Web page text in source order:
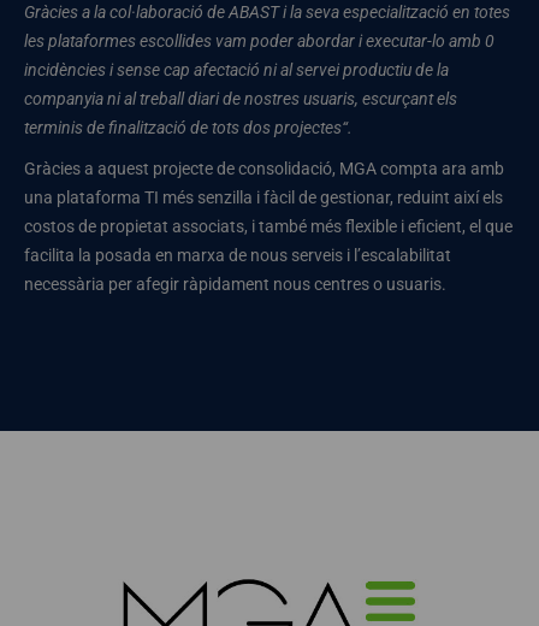
Gràcies a la col·laboració de ABAST i la seva especialització en totes
les plataformes escollides vam poder abordar i executar-lo amb 0
incidències i sense cap afectació ni al servei productiu de la
companyia ni al treball diari de nostres usuaris, escurçant els
terminis de finalització de tots dos projectes“.
Gràcies a aquest projecte de consolidació, MGA compta ara amb
una plataforma TI més senzilla i fàcil de gestionar, reduint així els
costos de propietat associats, i també més flexible i eficient, el que
facilita la posada en marxa de nous serveis i l’escalabilitat
necessària per afegir ràpidament nous centres o usuaris.